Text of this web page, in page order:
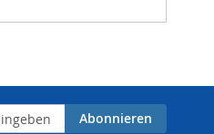
Abonnieren